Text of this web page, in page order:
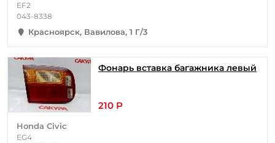
EF2
043-8338
Красноярск, Вавилова, 1 Г/3
Фонарь вставка багажника левый
210 Р
Honda Civic
EG4